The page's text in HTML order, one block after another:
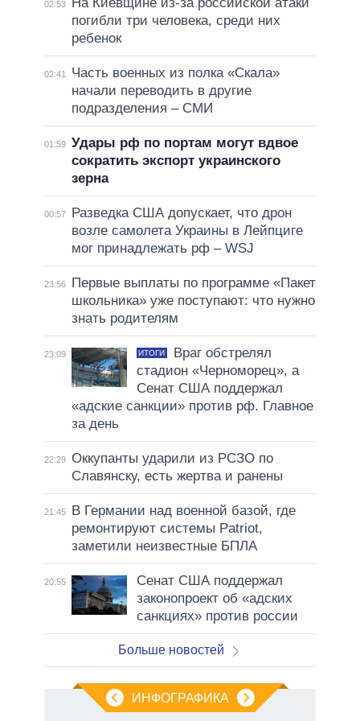
02:53
На Киевщине из-за российской атаки
погибли три человека, среди них
ребенок
02:41
Часть военных из полка «Скала»
начали переводить в другие
подразделения – СМИ
01:59 Удары рф по портам могут вдвое
сократить экспорт украинского
зерна
00:57
Разведка США допускает, что дрон
возле самолета Украины в Лейпциге
мог принадлежать рф – WSJ
23:56
Первые выплаты по программе «Пакет
школьника» уже поступают: что нужно
знать родителям
23:09 ИТОГИ
Враг обстрелял
стадион «Черноморец», а
Сенат США поддержал
«адские санкции» против рф. Главное
за день
22:29 Оккупанты ударили из РСЗО по
Славянску, есть жертва и ранены
21:45
В Германии над военной базой, где
ремонтируют системы Patriot,
заметили неизвестные БПЛА
20:55
Сенат США поддержал
законопроект об «адских
санкциях» против россии
Больше новостей
ИНФОГРАФИКА